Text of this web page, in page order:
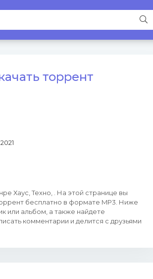
торрент
Хаус, Техно, . На этой странице вы
бесплатно в формате MP3. Ниже
или альбом, а также найдете
комментарии и делится с друзьями